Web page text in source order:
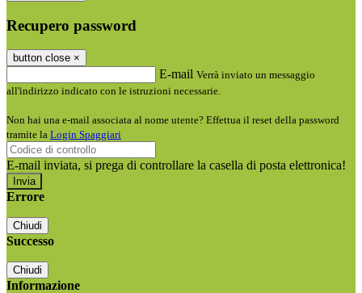
Recupero password
button close ×
E-mail Verrà inviato un messaggio
all'indirizzo indicato con le istruzioni necessarie.
Non hai una e-mail associata al nome utente? Effettua il reset della password
tramite la Login Spaggiari
E-mail inviata, si prega di controllare la casella di posta elettronica!
Errore
Chiudi
Successo
Chiudi
Informazione